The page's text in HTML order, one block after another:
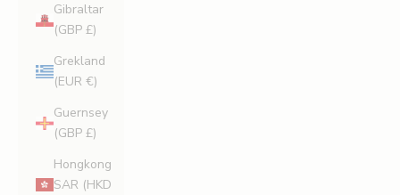
Gibraltar
(GBP £)
Grekland
(EUR €)
Guernsey
(GBP £)
Hongkong
SAR (HKD